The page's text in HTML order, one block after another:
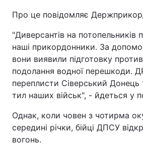
Про це повідомляє
"Диверсантів на потопельників
наші прикордонники. За
вони виявили підготовку
подолання водної перешкоди.
переплисти Сіверський Донець
тил наших військ", - йдеться у
Однак, коли човен з чотирма
середині річки, бійці ДПСУ
вогонь.